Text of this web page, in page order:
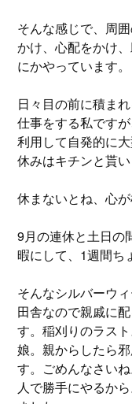
そんな感じで、周
かけ、心配をかけ
にかやっています。
日々目の前に積ま
仕事をする私です
利用して自発的に
休みはキチンと貰い
休まないとね、心
9月の連休と土日の
暇にして、1週間ち
そんなシルバーウ
田舎なので親戚に
す。稲刈りのラス
娘。親からしたら
す。ごめんなさい
人で勝手にやるか